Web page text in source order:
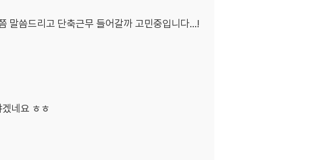
말씀드리고 단축근무 들어갈까 고민중입니다...!
네요 ㅎㅎ